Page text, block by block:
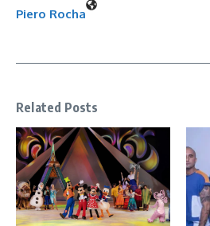
Piero Rocha
Related Posts